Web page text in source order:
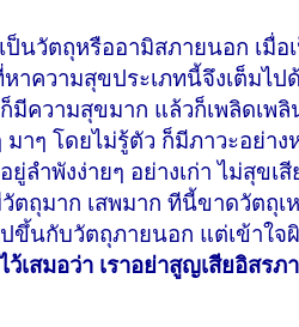
นวัตถุหรืออามิสภายนอก เมื่
ความสุขประเภทนี้จึงเต็มไป
มีความสุขมาก แล้วก็เพลิดเพ
มาๆ โดยไม่รู้ตัว ก็มีภาวะอย่า
ลำพังง่ายๆ อย่างเก่า ไม่สุขเ
ถุมาก เสพมาก ทีนี้ขาดวัตถุเ
นกับวัตถุภายนอก แต่เข้าใจ
ว้เสมอว่า เราอย่าสูญเสียอิสร